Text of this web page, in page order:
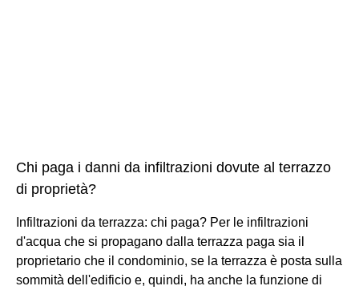
Chi paga i danni da infiltrazioni dovute al terrazzo
di proprietà?
Infiltrazioni da terrazza: chi paga? Per le infiltrazioni
d'acqua che si propagano dalla terrazza paga sia il
proprietario che il condominio, se la terrazza è posta sulla
sommità dell'edificio e, quindi, ha anche la funzione di